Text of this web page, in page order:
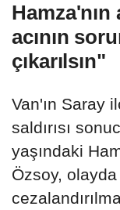
acının
çıkarılsın"
Van'ın Saray
saldırısı
yaşındaki
Özsoy,